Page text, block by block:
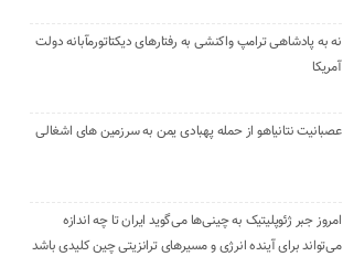
نه به پادشاهی ترامپ واکنشی به رفتارهای دیکتاتورمآبانه دولت
آمریکا
عصبانیت نتانیاهو از حمله پهبادی یمن به سرزمین های اشغالی
امروز جبر ژئوپلیتیک به چینی‌ها می‌گوید ایران تا چه اندازه
می‌تواند برای آینده انرژی و مسیرهای ترانزیتی چین کلیدی باشد